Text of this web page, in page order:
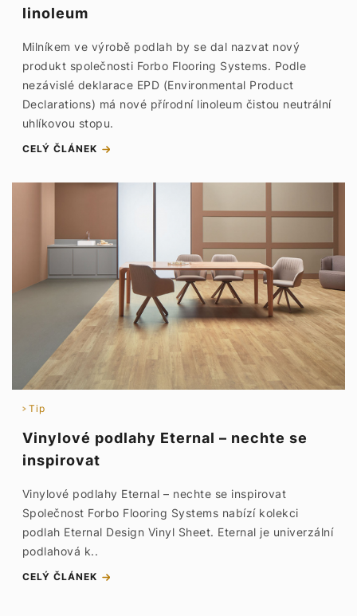
linoleum
Milníkem ve výrobě podlah by se dal nazvat nový
produkt společnosti Forbo Flooring Systems. Podle
nezávislé deklarace EPD (Environmental Product
Declarations) má nové přírodní linoleum čistou neutrální
uhlíkovou stopu.
CELÝ ČLÁNEK
Tip
Vinylové podlahy Eternal – nechte se
inspirovat
Vinylové podlahy Eternal – nechte se inspirovat
Společnost Forbo Flooring Systems nabízí kolekci
podlah Eternal Design Vinyl Sheet. Eternal je univerzální
podlahová k..
CELÝ ČLÁNEK